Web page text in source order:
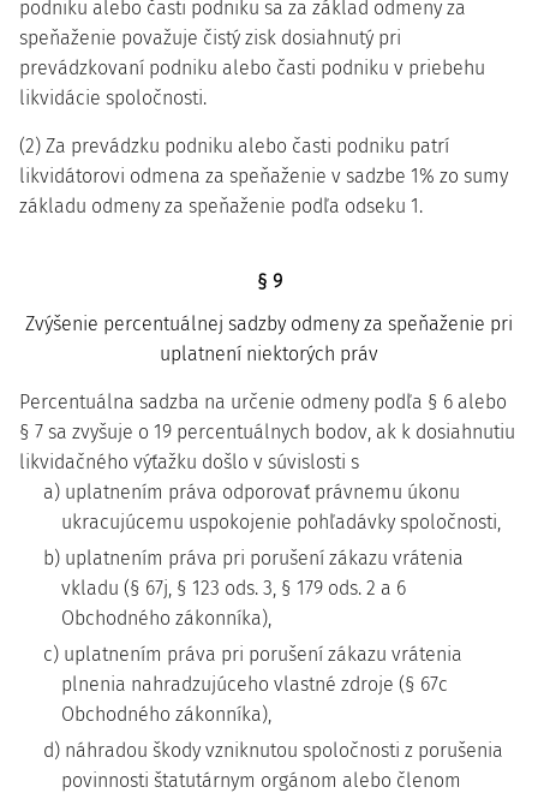
podniku alebo časti podniku sa za základ odmeny za
speňaženie považuje čistý zisk dosiahnutý pri
prevádzkovaní podniku alebo časti podniku v priebehu
likvidácie spoločnosti.
(2) Za prevádzku podniku alebo časti podniku patrí
likvidátorovi odmena za speňaženie v sadzbe 1% zo sumy
základu odmeny za speňaženie podľa odseku 1.
§ 9
Zvýšenie percentuálnej sadzby odmeny za speňaženie pri
uplatnení niektorých práv
Percentuálna sadzba na určenie odmeny podľa § 6 alebo
§ 7 sa zvyšuje o 19 percentuálnych bodov, ak k dosiahnutiu
likvidačného výťažku došlo v súvislosti s
a) uplatnením práva odporovať právnemu úkonu
ukracujúcemu uspokojenie pohľadávky spoločnosti,
b) uplatnením práva pri porušení zákazu vrátenia
vkladu (§ 67j, § 123 ods. 3, § 179 ods. 2 a 6
Obchodného zákonníka),
c) uplatnením práva pri porušení zákazu vrátenia
plnenia nahradzujúceho vlastné zdroje (§ 67c
Obchodného zákonníka),
d) náhradou škody vzniknutou spoločnosti z porušenia
povinnosti štatutárnym orgánom alebo členom